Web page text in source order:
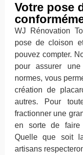
Votre pose
WJ Rénovation
pose de cloison
pouvez compter.
pour assurer
normes, vous
création de
autres. Pour
fractionner une
en sorte de faire
Quelle que soit
artisans